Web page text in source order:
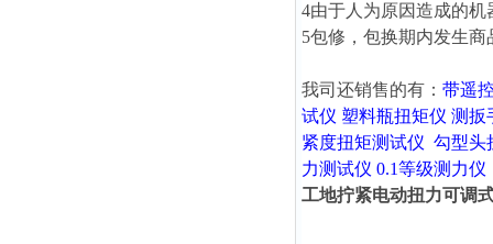
4由于人为原因造成的
5包修，包换期内发生
我司还销售的有： 带遥
试仪 塑料瓶扭矩仪 测扳
紧度扭矩测试仪 勾型头
力测试仪 0.1等级测力仪
工地拧紧电动扭力可调